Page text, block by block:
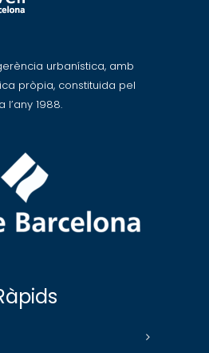
urbanística, amb
pròpia, constituida pel
l’any 1988.